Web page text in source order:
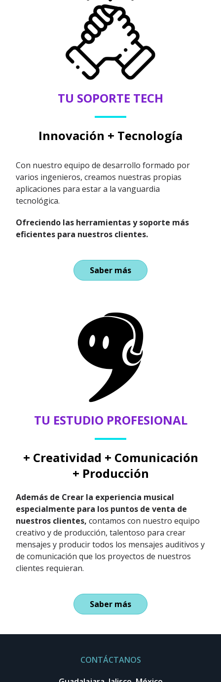
TU SOPORTE TECH
Innovación + Tecnología
Con nuestro equipo de desarrollo formado por
varios ingenieros, creamos nuestras propias
aplicaciones para estar a la vanguardia
tecnológica.
Ofreciendo las herramientas y soporte más
eficientes para nuestros clientes.
Saber más
TU ESTUDIO PROFESIONAL
+ Creatividad + Comunicación
+ Producción
Además de Crear la experiencia musical
especialmente para los puntos de venta de
nuestros clientes, contamos con nuestro equipo
creativo y de producción, talentoso para crear
mensajes y producir todos los mensajes auditivos y
de comunicación que los proyectos de nuestros
clientes requieran.
Saber más
CONTÁCTANOS